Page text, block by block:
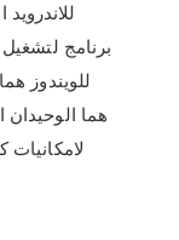
برنامج
للويندوز
هما الوحيدان